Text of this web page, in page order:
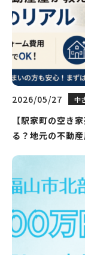
2026/05/27 中
【駅家町の空き
る？地元の不動